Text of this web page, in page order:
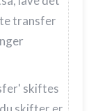
transfer
skiftes